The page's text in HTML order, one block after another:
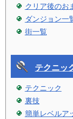
クリア後のお
ダンジョン一
街一覧
テクニッ
テクニック
裏技
簡単レベルア